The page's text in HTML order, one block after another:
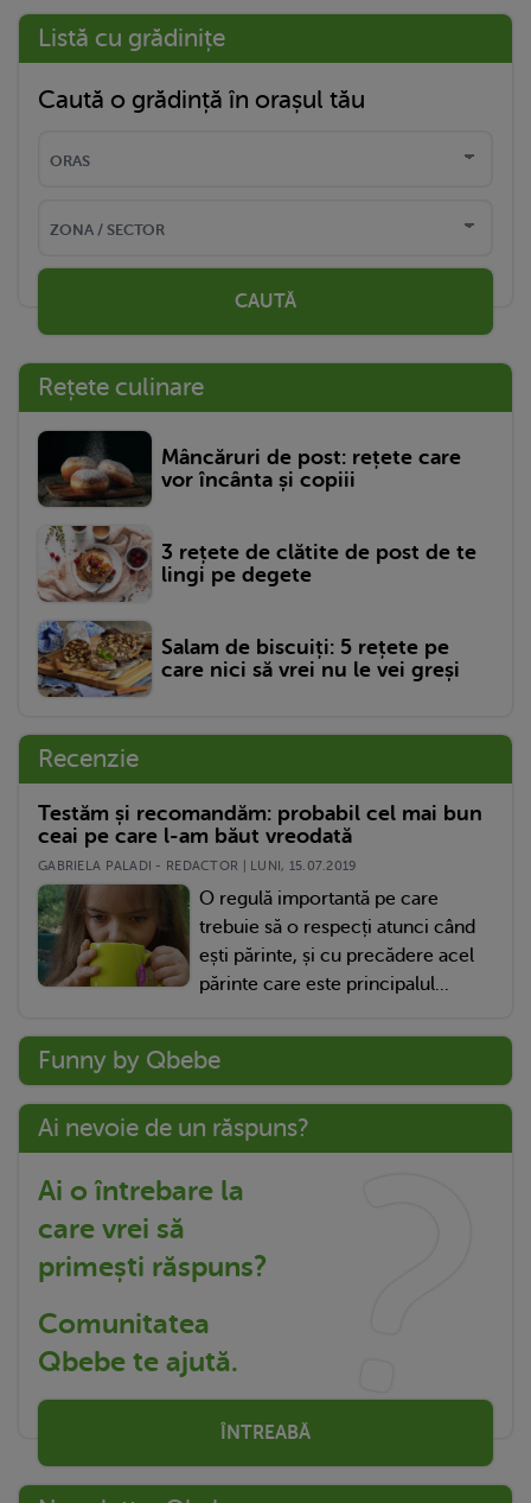
Listă cu grădinițe
Caută o grădință în orașul tău
CAUTĂ
Rețete culinare
Mâncăruri de post: rețete care
vor încânta și copiii
3 rețete de clătite de post de te
lingi pe degete
Salam de biscuiți: 5 rețete pe
care nici să vrei nu le vei greși
Recenzie
Testăm și recomandăm: probabil cel mai bun
ceai pe care l-am băut vreodată
GABRIELA PALADI - REDACTOR | LUNI, 15.07.2019
O regulă importantă pe care
trebuie să o respecți atunci când
ești părinte, și cu precădere acel
părinte care este principalul...
Funny by Qbebe
Ai nevoie de un răspuns?
Ai o întrebare la
care vrei să
primești răspuns?
Comunitatea
Qbebe te ajută.
ÎNTREABĂ